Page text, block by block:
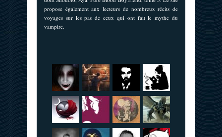
propose également aux lecteurs de nombreux récits de
voyages sur les pas de ceux qui ont fait le mythe du
vampire.